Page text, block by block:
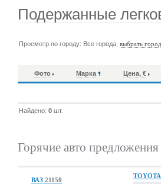
Подержанные
Просмотр по городу: Все города,выбрать город
Фото Марка Цена, €
Найдено:0 шт.
Горячие авто предложения
ВАЗ 21150
TOYOTA